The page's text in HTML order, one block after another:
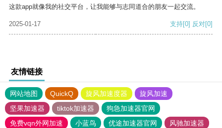
这款app就像我的社交平台，让我能够与志同道合的朋友一起交流。
2025-01-17 支持[0] 反对[0]
友情链接
网站地图 QuickQ 旋风加速度器
旋风加速
坚果加速器
tiktok加速器
狗急加速器官网
免费vqn外网加速
小蓝鸟 优途加速器官网
风驰加速器